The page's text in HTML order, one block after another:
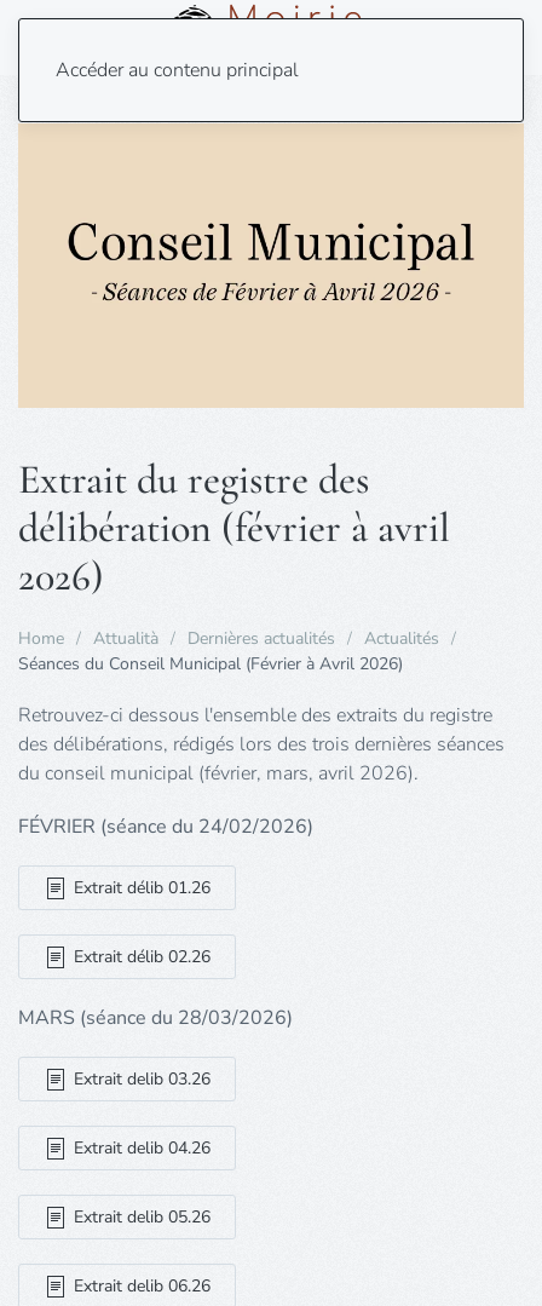
Accéder au contenu principal
Extrait du registre des
délibération (février à avril
2026)
Home Attualità Dernières actualités
Actualités
Séances du Conseil Municipal (Février à Avril 2026)
Retrouvez-ci dessous l'ensemble des extraits du registre
des délibérations, rédigés lors des trois dernières séances
du conseil municipal (février, mars, avril 2026).
FÉVRIER (séance du 24/02/2026)
Extrait délib 01.26
Extrait délib 02.26
MARS (séance du 28/03/2026)
Extrait delib 03.26
Extrait delib 04.26
Extrait delib 05.26
Extrait delib 06.26